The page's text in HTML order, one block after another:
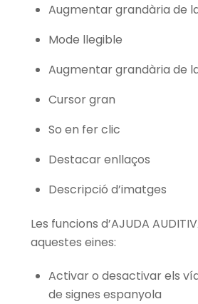
Augmentar grandària de
Mode llegible
Augmentar grandària de
Cursor gran
So en fer clic
Destacar enllaços
Descripció d’imatges
Les funcions d’AJUDA
aquestes eines:
Activar o desactivar els
de signes espanyola